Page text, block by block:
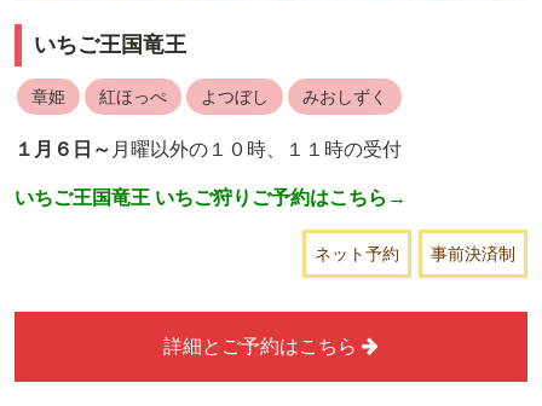
いちご王国竜王
章姫 紅ほっぺ よつぼし みおしずく
１月６日～ 月曜以外の１０時、１１時の受付
いちご王国竜王 いちご狩りご予約はこちら→
事前決済制
ネット予約
詳細とご予約はこちら